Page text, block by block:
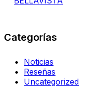
Categorías
Noticias
Reseñas
Uncategorized